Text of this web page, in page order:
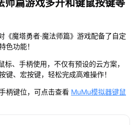
师篇游戏多开和键鼠按键等
《魔塔勇者·魔法师篇》游戏配备了自定
色功能！
标、手柄使用，不仅有预设的云方案，
键、宏按键，轻松完成高难操作！
柄键位，可点击查看 MuMu模拟器键鼠